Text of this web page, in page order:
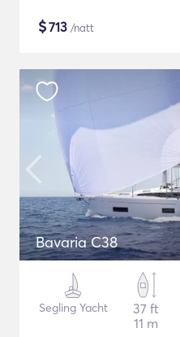
$713 /natt
Bavaria C38
Segling Yacht
37 ft
11 m